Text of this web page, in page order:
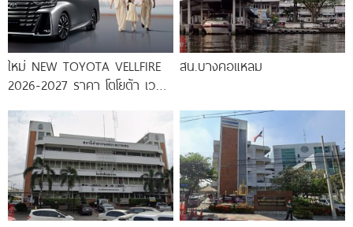
ใหม่ NEW TOYOTA VELLFIRE
2026-2027 ราคา โตโยต้า เวล
สน.บางคอแหลม